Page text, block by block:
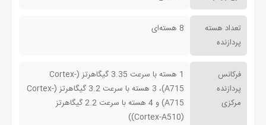
تعداد هسته
پردازنده
8 هسته‌ای
فرکانس
پردازنده
مرکزی
1 هسته با سرعت 3.35 گیگاهرتز (Cortex-
A715)، 3 هسته با سرعت 3.2 گیگاهرتز (Cortex-
A715) و 4 هسته با سرعت 2.2 گیگاهرتز
(Cortex-A510))